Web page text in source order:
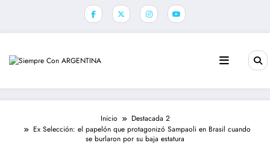
Inicio
Destacada 2
Ex Selección: el papelón que protagonizó Sampaoli en Brasil cuando
se burlaron por su baja estatura